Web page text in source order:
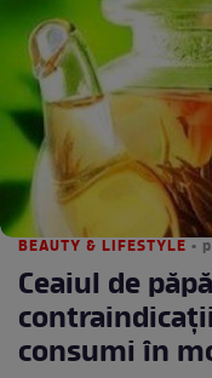
BEAUTY & LIFESTYLE •
Ceaiul de
consumi în